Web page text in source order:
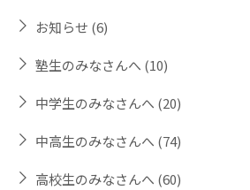
お知らせ (6)
塾生のみなさんへ (10)
中学生のみなさんへ (20)
中高生のみなさんへ (74)
高校生のみなさんへ (60)